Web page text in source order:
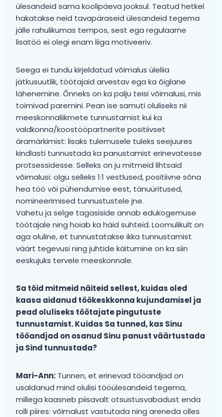
ülesandeid sama koolipäeva jooksul. Teatud hetkel
hakatakse neid tavapäraseid ülesandeid tegema
jälle rahulikumas tempos, sest ega regulaarne
lisatöö ei olegi enam liiga motiveeriv.
Seega ei tundu kirjeldatud võimalus üleliia
jätkusuutlik, töötajaid arvestav ega ka õiglane
lähenemine. Õnneks on ka palju teisi võimalusi, mis
toimivad paremini. Pean ise samuti oluliseks nii
meeskonnaliikmete tunnustamist kui ka
valdkonna/koostööpartnerite positiivset
äramärkimist: lisaks tulemusele tuleks seejuures
kindlasti tunnustada ka panustamist erinevatesse
protsessidesse. Selleks on ju mitmeid lihtsaid
võimalusi: olgu selleks 1:1 vestlused, positiivne sõna
hea töö või pühendumise eest, tänuüritused,
nomineerimised tunnustustele jne.
Vahetu ja selge tagasiside annab edukogemuse
töötajale ning hoiab ka häid suhteid.Loomulikult on
aga oluline, et tunnustatakse ikka tunnustamist
väärt tegevusi ning juhtide käitumine on ka siin
eeskujuks tervele meeskonnale.
Sa tõid mitmeid näiteid sellest, kuidas oled
kaasa aidanud töökeskkonna kujundamisel ja
pead oluliseks töötajate pingutuste
tunnustamist. Kuidas Sa tunned, kas Sinu
tööandjad on osanud Sinu panust väärtustada
ja Sind tunnustada?
Mari-Ann: Tunnen, et erinevad tööandjad on
usaldanud mind olulisi tööülesandeid tegema,
millega kaasneb piisavalt otsustusvabadust enda
rolli piires: võimalust vastutada ning areneda olles